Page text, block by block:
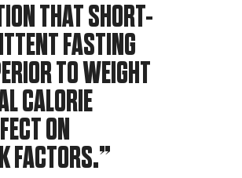
THAT SHORT-
FASTING
TO WEIGHT
CALORIE
ON
FACTORS.